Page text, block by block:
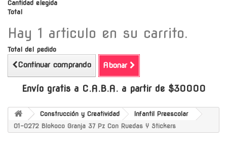
Cantidad elegida
Total
Hay 1 articulo en su carrito.
Total del pedido
Continuar comprando Abonar
Envío gratis a C.A.B.A. a partir de $30000
Construcción y Creatividad
Infantil Preescolar
01-0272 Blokoco Granja 37 Pz Con Ruedas Y Stickers